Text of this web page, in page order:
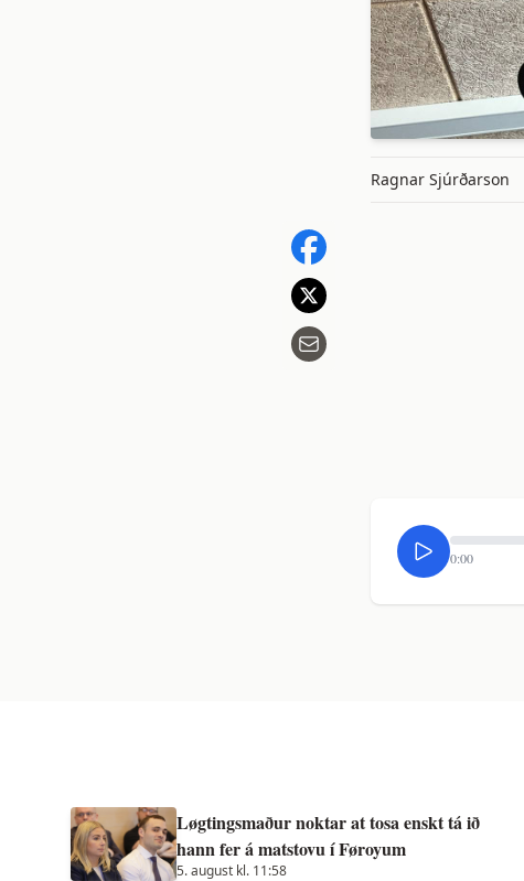
Ragnar Sjúrðarson
0:00
Løgtingsmaður noktar at tosa enskt tá ið
hann fer á matstovu í Føroyum
5. august kl. 11:58